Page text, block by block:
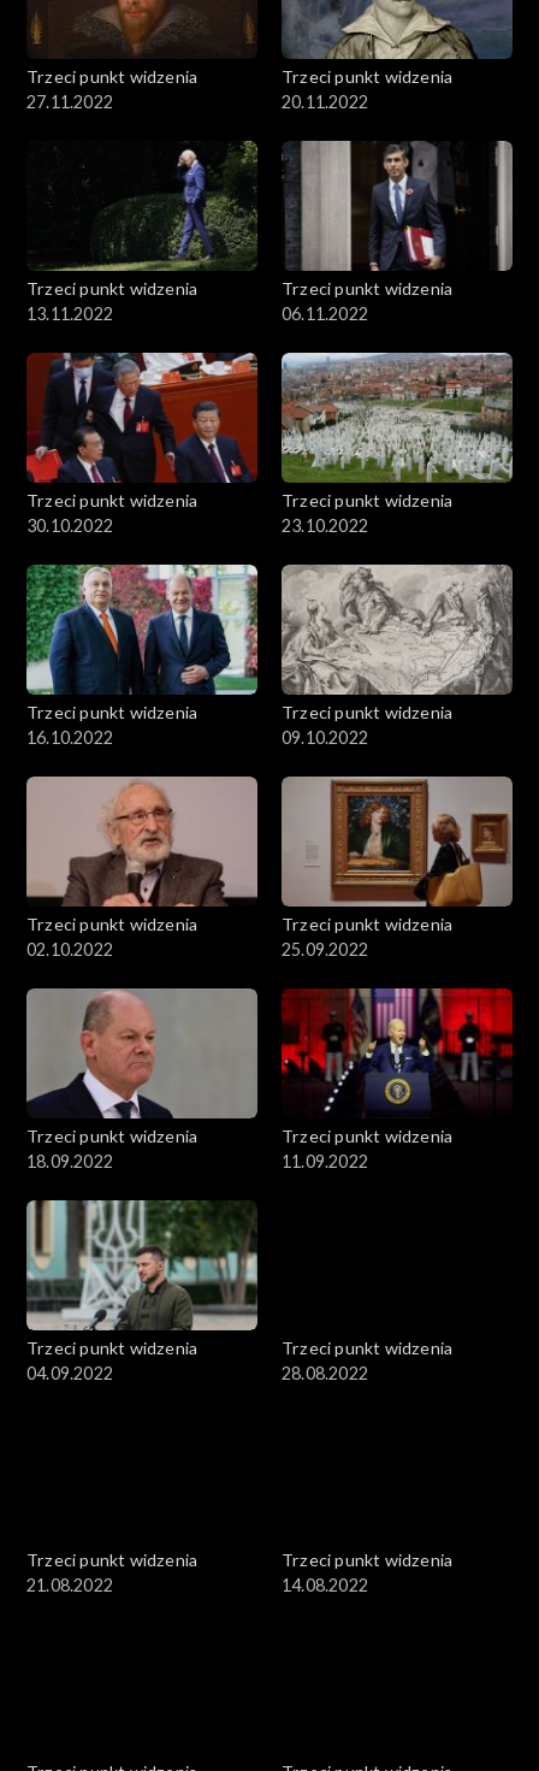
Trzeci punkt widzenia
27.11.2022
Trzeci punkt widzenia
20.11.2022
Trzeci punkt widzenia
13.11.2022
Trzeci punkt widzenia
06.11.2022
Trzeci punkt widzenia
30.10.2022
Trzeci punkt widzenia
23.10.2022
Trzeci punkt widzenia
16.10.2022
Trzeci punkt widzenia
09.10.2022
Trzeci punkt widzenia
02.10.2022
Trzeci punkt widzenia
25.09.2022
Trzeci punkt widzenia
18.09.2022
Trzeci punkt widzenia
11.09.2022
Trzeci punkt widzenia
04.09.2022
Trzeci punkt widzenia
28.08.2022
Trzeci punkt widzenia
21.08.2022
Trzeci punkt widzenia
14.08.2022